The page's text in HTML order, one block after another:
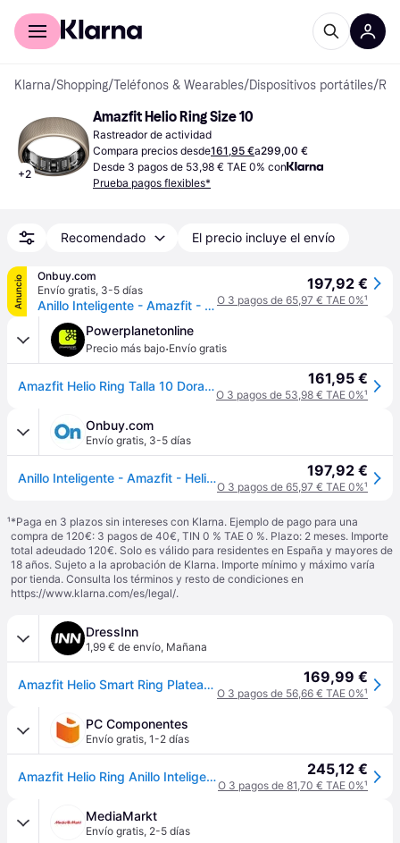
Comprar con Klarna
Klarna/Shopping/Teléfonos & Wearables/Dispositivos portátiles/
+2
Amazfit Helio Ring Size 10
Rastreador de actividad
Compara precios desde161,95 €a299,00 €
Desde 3 pagos de 53,98 € TAE 0% con
Prueba pagos flexibles*
Recomendado El precio incluye el envío
Anuncio
Onbuy.com
Envío gratis, 3-5 días
Anillo Inteligente - Amazfit - Helio Ring - Talla 10 - Seguimiento del Sueño - 10 ATM - Ultra ligero
197,92 €
O 3 pagos de 65,97 € TAE 0%¹
Powerplanetonline
Precio más bajo·Envío gratis
Amazfit Helio Ring Talla 10 Dorado - Anillo Inteligente 161,95 €
O 3 pagos de 53,98 € TAE 0%¹
Onbuy.com
Envío gratis, 3-5 días
Anillo Inteligente - Amazfit - Helio Ring - Talla 10 - Seguimiento del Sueño - 10 ATM - Ultra ligero 197,92 €
O 3 pagos de 65,97 € TAE 0%¹
¹*Paga en 3 plazos sin intereses con Klarna. Ejemplo de pago para una
compra de 120€: 3 pagos de 40€, TIN 0 % TAE 0 %. Plazo: 2 meses. Importe
total adeudado 120€. Solo es válido para residentes en España y mayores de
18 años. Sujeto a la aprobación de Klarna. Importe mínimo y máximo varía
por tienda. Consulta los términos y resto de condiciones en
https://www.klarna.com/es/legal/.
DressInn
1,99 € de envío, Mañana
Amazfit Helio Smart Ring Plateado T10 169,99 €
O 3 pagos de 56,66 € TAE 0%¹
PC Componentes
Envío gratis, 1-2 días
Amazfit Helio Ring Anillo Inteligente Talla 10 (66mm) Titanio 245,12 €
O 3 pagos de 81,70 € TAE 0%¹
MediaMarkt
Envío gratis, 2-5 días